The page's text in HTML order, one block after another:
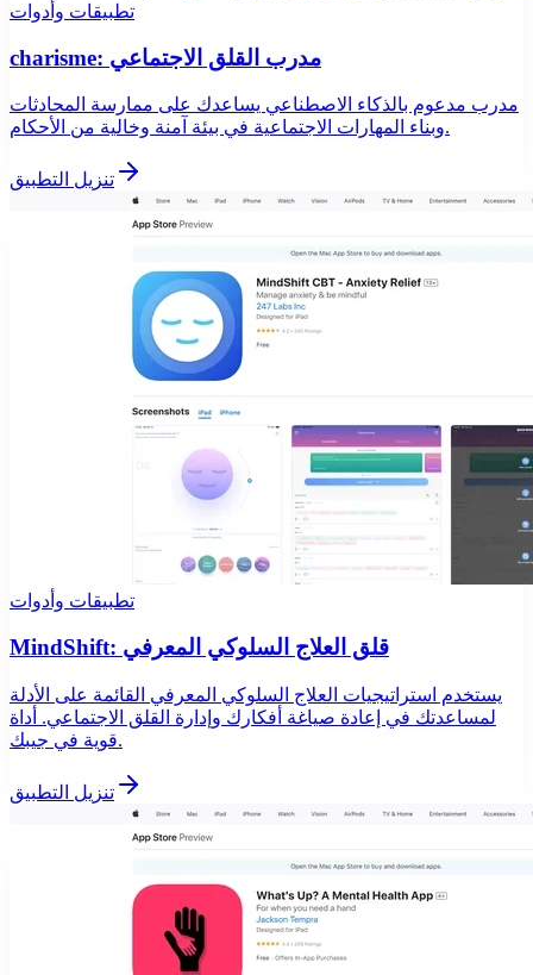
تطبيقات وأدوات
charisme: مدرب القلق الاجتماعي
مدرب مدعوم بالذكاء الاصطناعي يساعدك على ممارسة المحادثات
وبناء المهارات الاجتماعية في بيئة آمنة وخالية من الأحكام.
تنزيل التطبيق
تطبيقات وأدوات
MindShift: قلق العلاج السلوكي المعرفي
يستخدم استراتيجيات العلاج السلوكي المعرفي القائمة على الأدلة
لمساعدتك في إعادة صياغة أفكارك وإدارة القلق الاجتماعي. أداة
قوية في جيبك.
تنزيل التطبيق